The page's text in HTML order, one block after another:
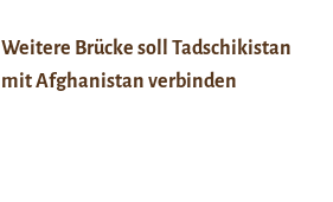
Weitere Brücke soll Tadschikistan
mit Afghanistan verbinden